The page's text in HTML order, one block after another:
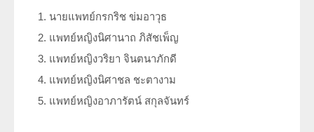
นายแพทย์กรกริช ข่มอาวุธ
แพทย์หญิงนิศานาถ ภิสัชเพ็ญ
แพทย์หญิงวริยา จินตนาภักดี
แพทย์หญิงนิศาชล ชะตางาม
แพทย์หญิงอาภารัตน์ สกุลจันทร์